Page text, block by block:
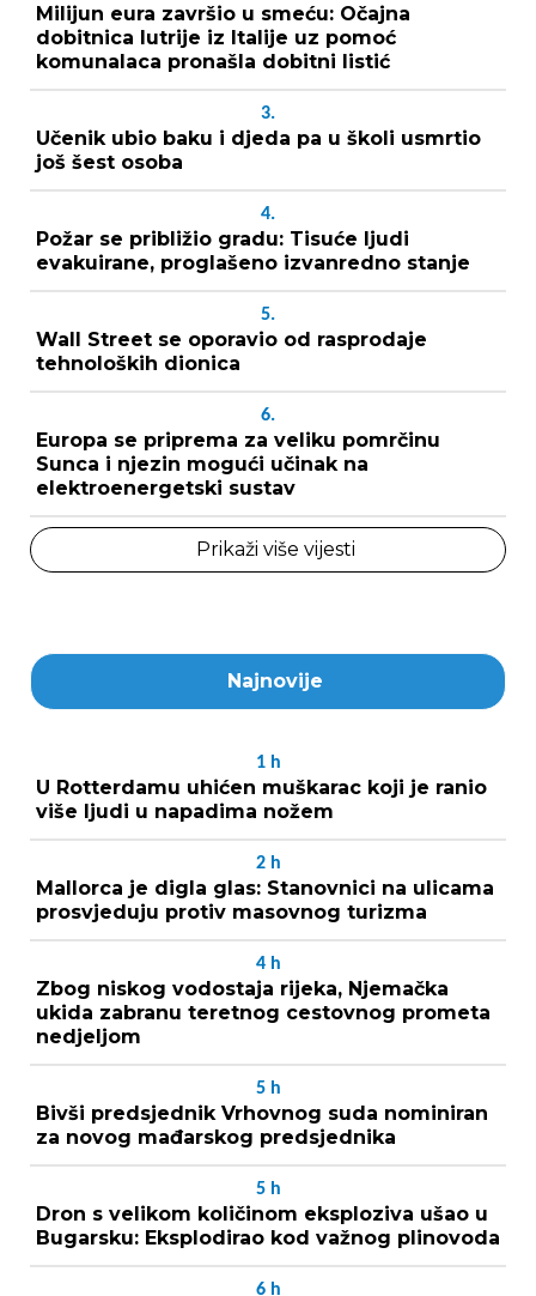
Milijun eura završio u smeću: Očajna
dobitnica lutrije iz Italije uz pomoć
komunalaca pronašla dobitni listić
3.
Učenik ubio baku i djeda pa u školi usmrtio
još šest osoba
4.
Požar se približio gradu: Tisuće ljudi
evakuirane, proglašeno izvanredno stanje
5.
Wall Street se oporavio od rasprodaje
tehnoloških dionica
6.
Europa se priprema za veliku pomrčinu
Sunca i njezin mogući učinak na
elektroenergetski sustav
Prikaži više vijesti
Najnovije
1 h
U Rotterdamu uhićen muškarac koji je ranio
više ljudi u napadima nožem
2 h
Mallorca je digla glas: Stanovnici na ulicama
prosvjeduju protiv masovnog turizma
4 h
Zbog niskog vodostaja rijeka, Njemačka
ukida zabranu teretnog cestovnog prometa
nedjeljom
5 h
Bivši predsjednik Vrhovnog suda nominiran
za novog mađarskog predsjednika
5 h
Dron s velikom količinom eksploziva ušao u
Bugarsku: Eksplodirao kod važnog plinovoda
6 h